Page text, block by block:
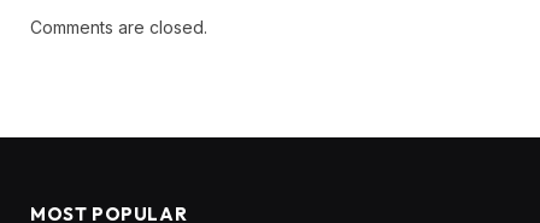
Comments are closed.
MOST POPULAR